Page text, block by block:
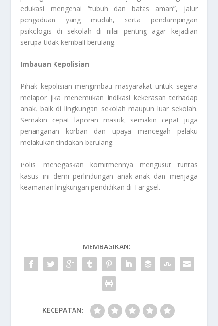
edukasi mengenai “tubuh dan batas aman”, jalur
pengaduan yang mudah, serta pendampingan
psikologis di sekolah di nilai penting agar kejadian
serupa tidak kembali berulang.
Imbauan Kepolisian
Pihak kepolisian mengimbau masyarakat untuk segera
melapor jika menemukan indikasi kekerasan terhadap
anak, baik di lingkungan sekolah maupun luar sekolah.
Semakin cepat laporan masuk, semakin cepat juga
penanganan korban dan upaya mencegah pelaku
melakukan tindakan berulang.
Polisi menegaskan komitmennya mengusut tuntas
kasus ini demi perlindungan anak-anak dan menjaga
keamanan lingkungan pendidikan di Tangsel.
MEMBAGIKAN:
KECEPATAN: